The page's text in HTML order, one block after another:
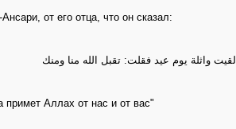
от его отца, что он сказал:
لقيت واثلة يوم عيد فقلت: تقبل الله منا ومنك
Аллах от нас и от вас"